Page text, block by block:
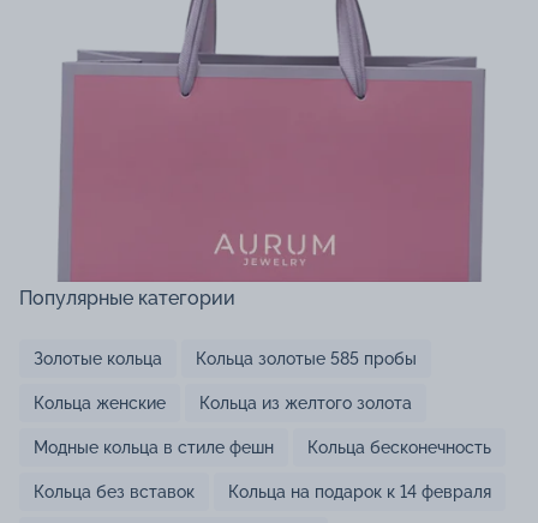
Популярные категории
Золотые кольца Кольца золотые 585 пробы
Кольца женские Кольца из желтого золота
Модные кольца в стиле фешн Кольца бесконечность
Кольца без вставок Кольца на подарок к 14 февраля